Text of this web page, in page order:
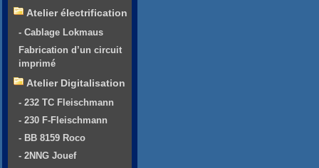
Atelier électrification
- Cablage Lokmaus
Fabrication d’un circuit
imprimé
Atelier Digitalisation
- 232 TC Fleischmann
- 230 F-Fleischmann
- BB 8159 Roco
- 2NNG Jouef